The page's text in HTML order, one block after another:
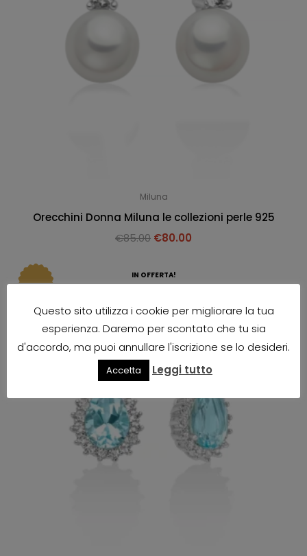
Miluna
Orecchini Donna Miluna le collezioni perle 925
€85.00 €80.00
IN OFFERTA!
Questo sito utilizza i cookie per migliorare la tua
esperienza. Daremo per scontato che tu sia
d'accordo, ma puoi annullare l'iscrizione se lo desideri.
Accetta Leggi tutto